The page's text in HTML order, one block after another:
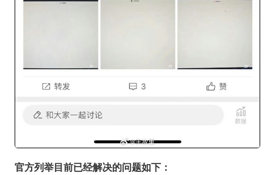
官方列举目前已经解决的问题如下：